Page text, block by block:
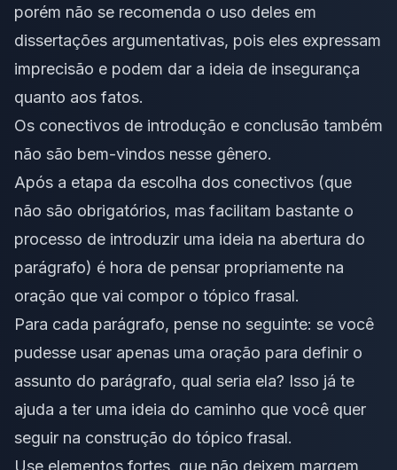
porém não se recomenda o uso deles em
dissertações argumentativas, pois eles expressam
imprecisão e podem dar a ideia de insegurança
quanto aos fatos.
Os conectivos de introdução e conclusão também
não são bem-vindos nesse gênero.
Após a etapa da escolha dos conectivos (que
não são obrigatórios, mas facilitam bastante o
processo de introduzir uma ideia na abertura do
parágrafo) é hora de pensar propriamente na
oração que vai compor o tópico frasal.
Para cada parágrafo, pense no seguinte: se você
pudesse usar apenas uma oração para definir o
assunto do parágrafo, qual seria ela? Isso já te
ajuda a ter uma ideia do caminho que você quer
seguir na construção do tópico frasal.
Use elementos fortes, que não deixem margem